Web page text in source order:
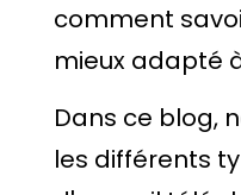
comment
mieux adapté
Dans ce blog,
les différents